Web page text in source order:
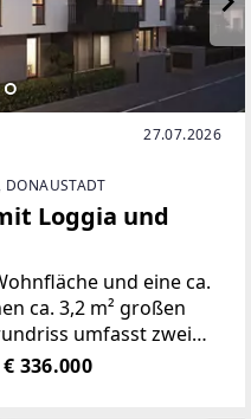
27.07.2026
Loggia und
und eine ca.
ca. 3,2 m² großen
umfasst zwei
Wohnküche mit
€ 336.000